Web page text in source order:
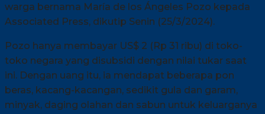
warga bernama María de los Ángeles Pozo kepada
Associated Press, dikutip Senin (25/3/2024).
Pozo hanya membayar US$ 2 (Rp 31 ribu) di toko-
toko negara yang disubsidi dengan nilai tukar saat
ini. Dengan uang itu, ia mendapat beberapa pon
beras, kacang-kacangan, sedikit gula dan garam,
minyak, daging olahan dan sabun untuk keluarganya